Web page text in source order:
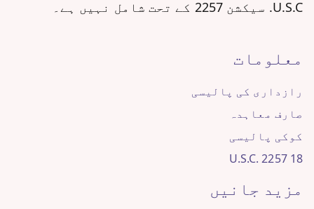
U.S.C. سیکشن 2257 کے تحت شامل نہیں ہے۔
معلومات
رازداری کی پالیسی
صارف معاہدہ
کوکی پالیسی
18 U.S.C. 2257
مزید جانیں